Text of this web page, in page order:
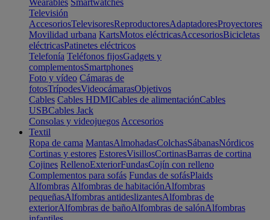
Wearables Smartwatches
Televisión
AccesoriosTelevisoresReproductoresAdaptadoresProyectores
Movilidad urbana KartsMotos eléctricasAccesoriosBicicletas
eléctricasPatinetes eléctricos
Telefonía Teléfonos fijosGadgets y
complementosSmartphones
Foto y vídeo Cámaras de
fotosTrípodesVideocámarasObjetivos
Cables Cables HDMICables de alimentaciónCables
USBCables Jack
Consolas y videojuegos Accesorios
Textil
Ropa de cama MantasAlmohadasColchasSábanasNórdicos
Cortinas y estores EstoresVisillosCortinasBarras de cortina
Cojines RellenoExteriorFundasCojín con relleno
Complementos para sofás Fundas de sofásPlaids
Alfombras Alfombras de habitaciónAlfombras
pequeñasAlfombras antideslizantesAlfombras de
exteriorAlfombras de bañoAlfombras de salónAlfombras